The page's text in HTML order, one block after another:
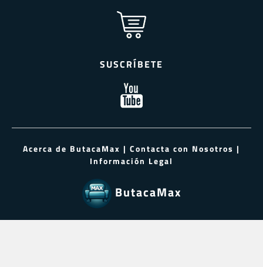
SUSCRÍBETE
Acerca de ButacaMax | Contacta con Nosotros |
Información Legal
ButacaMax